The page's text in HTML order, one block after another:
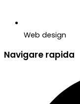
Web design
Navigare rapida